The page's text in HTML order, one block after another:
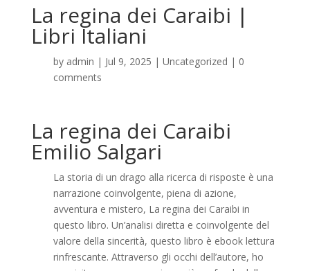
La regina dei Caraibi |
Libri Italiani
by admin | Jul 9, 2025 | Uncategorized | 0
comments
La regina dei Caraibi
Emilio Salgari
La storia di un drago alla ricerca di risposte è una
narrazione coinvolgente, piena di azione,
avventura e mistero, La regina dei Caraibi in
questo libro. Un’analisi diretta e coinvolgente del
valore della sincerità, questo libro è ebook lettura
rinfrescante. Attraverso gli occhi dell’autore, ho